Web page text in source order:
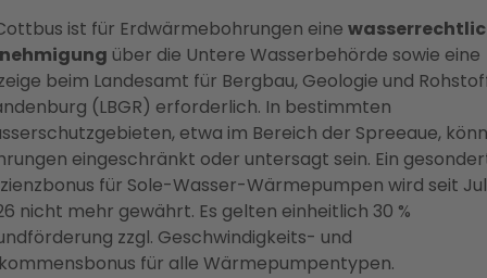
ist für Erdwärmebohrungen eine
über die Untere Wasserbehörde sowie eine
beim Landesamt für Bergbau, Geologie und
(LBGR) erforderlich. In bestimmten
etwa im Bereich der Spreeaue,
eingeschränkt oder untersagt sein. Ein
für Sole-Wasser-Wärmepumpen wird seit
nicht mehr gewährt. Es gelten einheitlich 30 %
zzgl. Geschwindigkeits- und
für alle Wärmepumpentypen.